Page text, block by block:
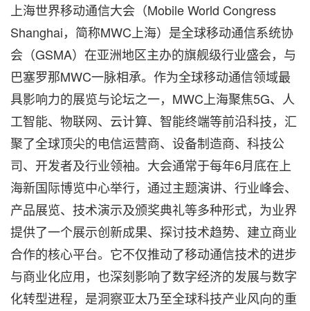
上海世界移动通信大会（Mobile World Congress
Shanghai，简称MWC上海）是全球移动通信系统协
会（GSMA）在亚洲地区主办的旗舰级行业盛会，与
巴塞罗那MWC一脉相承。作为全球移动通信领域最
具影响力的展览与论坛之一，MWC上海聚焦5G、人
工智能、物联网、云计算、智能终端等前沿科技，汇
聚了全球顶尖的电信运营商、设备制造商、科技公
司、开发者及行业领袖。大会通常于每年6月底在上
海新国际博览中心举行，通过主题演讲、行业峰会、
产品展览、技术演示及颁奖典礼等多种形式，为业界
提供了一个展示创新成果、探讨技术趋势、建立商业
合作的核心平台。它不仅推动了移动通信技术的进步
与商业化应用，也深刻影响了数字经济的发展与数字
化转型进程，是洞察亚太乃至全球科技产业风向的重